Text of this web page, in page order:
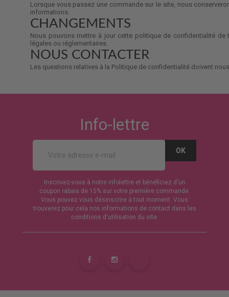
Lorsque vous passez une commande sur le site, nous
informations.
CHANGEMENTS
Nous pouvons mettre à jour cette politique de confidentialité
légales ou réglementaires.
NOUS CONTACTER
Les questions relatives à la Politique de confidentialité doivent
Info-lettre
Inscrivez-vous à notre infolettre et bénéficiez d'un
coupon rabais de 15% sur votre première commande.
Vous pouvez vous désinscrire à tout moment. Vous
trouverez pour cela nos informations de contact dans les
conditions d'utilisation du site.